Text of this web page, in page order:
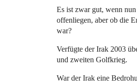
Es ist zwar gut, wenn
offenliegen, aber ob die
war?
Verfügte der Irak 2003
und zweiten Golfkrieg.
War der Irak eine